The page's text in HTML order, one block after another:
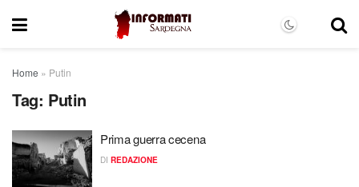
Home » Putin
Tag: Putin
Prima guerra cecena
DI REDAZIONE